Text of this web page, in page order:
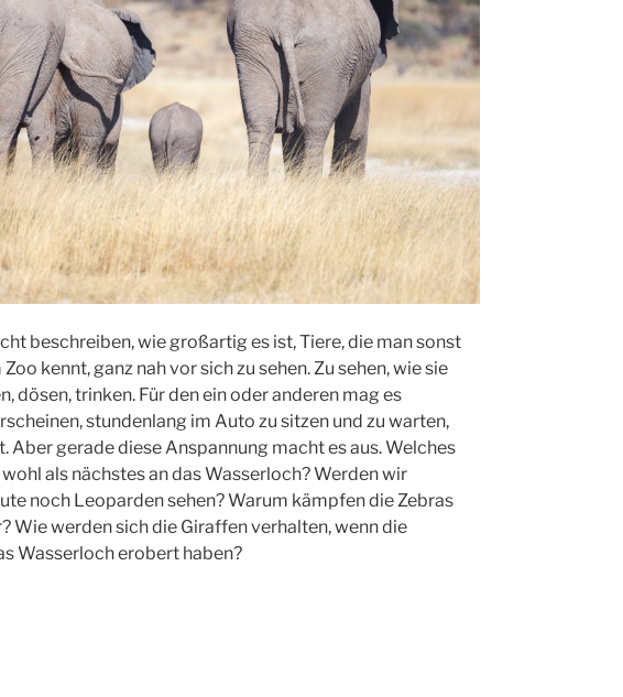
beschreiben, wie großartig es ist, Tiere, die man sonst
kennt, ganz nah vor sich zu sehen. Zu sehen, wie sie
dösen, trinken. Für den ein oder anderen mag es
stundenlang im Auto zu sitzen und zu warten,
Aber gerade diese Anspannung macht es aus. Welches
als nächstes an das Wasserloch? Werden wir
noch Leoparden sehen? Warum kämpfen die Zebras
Wie werden sich die Giraffen verhalten, wenn die
Wasserloch erobert haben?